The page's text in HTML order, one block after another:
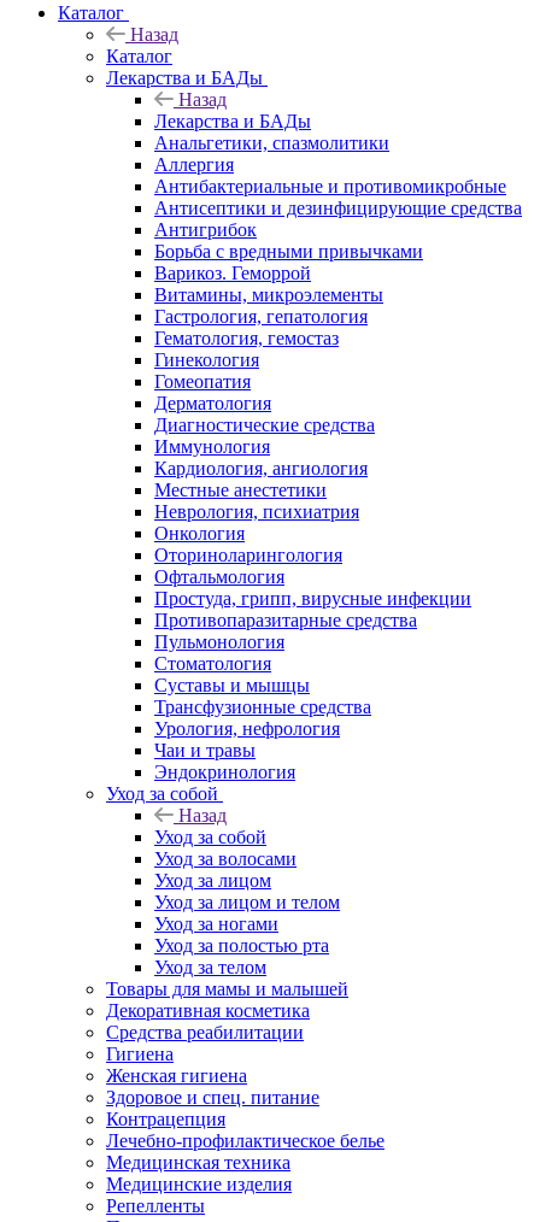
Каталог
Назад
Каталог
Лекарства и БАДы
Назад
Лекарства и БАДы
Анальгетики, спазмолитики
Аллергия
Антибактериальные и противомикробные
Антисептики и дезинфицирующие средства
Антигрибок
Борьба с вредными привычками
Варикоз. Геморрой
Витамины, микроэлементы
Гастрология, гепатология
Гематология, гемостаз
Гинекология
Гомеопатия
Дерматология
Диагностические средства
Иммунология
Кардиология, ангиология
Местные анестетики
Неврология, психиатрия
Онкология
Оториноларингология
Офтальмология
Простуда, грипп, вирусные инфекции
Противопаразитарные средства
Пульмонология
Стоматология
Суставы и мышцы
Трансфузионные средства
Урология, нефрология
Чаи и травы
Эндокринология
Уход за собой
Назад
Уход за собой
Уход за волосами
Уход за лицом
Уход за лицом и телом
Уход за ногами
Уход за полостью рта
Уход за телом
Товары для мамы и малышей
Декоративная косметика
Средства реабилитации
Гигиена
Женская гигиена
Здоровое и спец. питание
Контрацепция
Лечебно-профилактическое белье
Медицинская техника
Медицинские изделия
Репелленты